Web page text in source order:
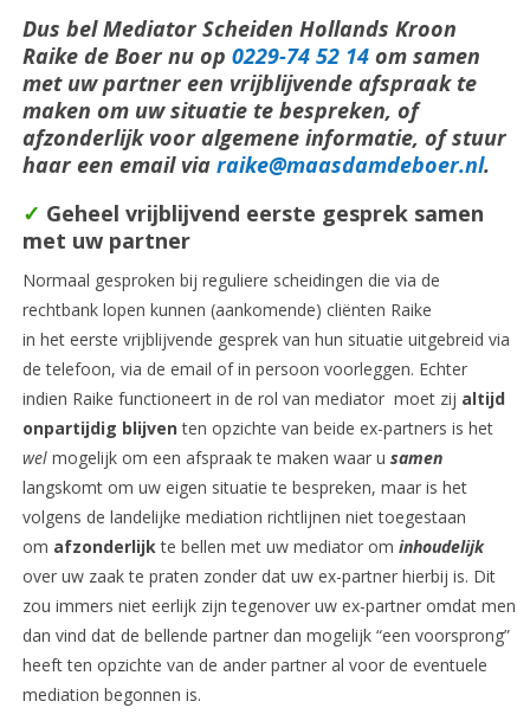
Dus bel Mediator Scheiden Hollands Kroon
Raike de Boer nu op 0229-74 52 14om samen
met uw partner een vrijblijvende afspraak te
maken om uw situatie te bespreken, of
afzonderlijk voor algemene informatie, of stuur
haar een email via raike@maasdamdeboer.nl.
✓ Geheel vrijblijvend eerste gesprek samen
met uw partner
Normaal gesproken bij reguliere scheidingen die via de
rechtbank lopen kunnen (aankomende) cliënten Raike
in het eerste vrijblijvende gesprek van hun situatie uitgebreid via
de telefoon, via de email of in persoon voorleggen. Echter
indien Raike functioneert in de rol van mediator moet zij altijd
onpartijdig blijventen opzichte van beide ex-partners is het
welmogelijk om een afspraak te maken waar u samen
langskomt om uw eigen situatie te bespreken, maar is het
volgens de landelijke mediation richtlijnen niet toegestaan
om afzonderlijk te bellen met uw mediator om inhoudelijk
over uw zaak te praten zonder dat uw ex-partner hierbij is. Dit
zou immers niet eerlijk zijn tegenover uw ex-partner omdat men
dan vind dat de bellende partner dan mogelijk “een voorsprong”
heeft ten opzichte van de ander partner al voor de eventuele
mediation begonnen is.